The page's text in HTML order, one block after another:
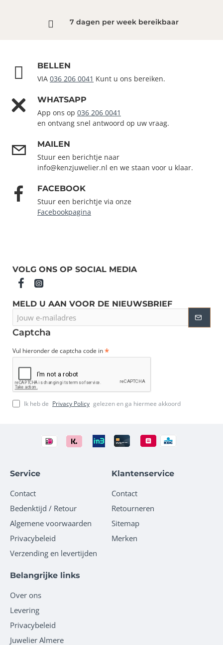
7 dagen per week bereikbaar
BELLEN
VIA 036 206 0041 Kunt u ons bereiken.
WHATSAPP
App ons op 036 206 0041
en ontvang snel antwoord op uw vraag.
MAILEN
Stuur een berichtje naar
info@kenzjuwelier.nl en we staan voor u klaar.
FACEBOOK
Stuur een berichtje via onze
Facebookpagina
VOLG ONS OP SOCIAL MEDIA
MELD U AAN VOOR DE NIEUWSBRIEF
e-
mailadres
Captcha
Vul hieronder de captcha code in
Ik heb de Privacy Policy gelezen en ga hiermee akkoord
Service
Contact
Bedenktijd / Retour
Algemene voorwaarden
Privacybeleid
Verzending en levertijden
Klantenservice
Contact
Retourneren
Sitemap
Merken
Belangrijke links
Over ons
Levering
Privacybeleid
Juwelier Almere